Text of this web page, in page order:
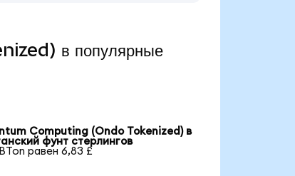
в популярные
Computing (Ondo Tokenized) в
фунт стерлингов
равен 6,83 £